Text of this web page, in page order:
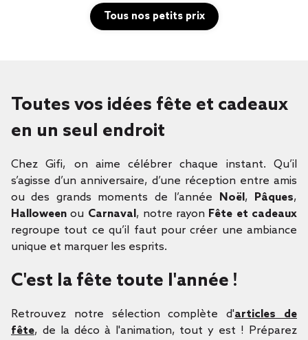
Tous nos petits prix
Toutes vos idées fête et cadeaux
en un seul endroit
Chez Gifi, on aime célébrer chaque instant. Qu’il
s’agisse d’un anniversaire, d’une réception entre amis
ou des grands moments de l’année Noël, Pâques,
Halloweenou Carnaval, notre rayon Fête et cadeaux
regroupe tout ce qu’il faut pour créer une ambiance
unique et marquer les esprits.
C'est la fête toute l'année !
Retrouvez notre sélection complète d'articles de
fête, de la déco à l'animation, tout y est ! Préparez